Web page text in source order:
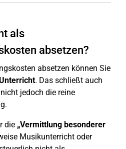
als
absetzen?
absetzen können Sie
Unterricht. Das schließt auch
jedoch die reine
die „Vermittlung besonderer
Musikunterricht oder